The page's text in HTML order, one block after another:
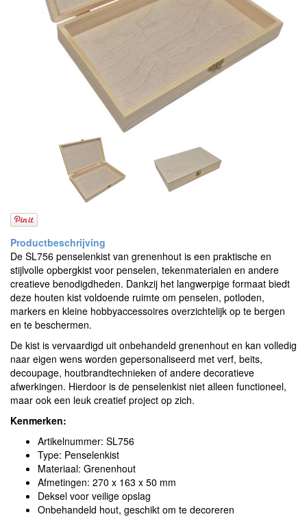
De SL756 penselenkist van grenenhout is een praktische en
stijlvolle opbergkist voor penselen, tekenmaterialen en andere
creatieve benodigdheden. Dankzij het langwerpige formaat biedt
deze houten kist voldoende ruimte om penselen, potloden,
markers en kleine hobbyaccessoires overzichtelijk op te bergen
en te beschermen.
De kist is vervaardigd uit onbehandeld grenenhout en kan volledig
naar eigen wens worden gepersonaliseerd met verf, beits,
decoupage, houtbrandtechnieken of andere decoratieve
afwerkingen. Hierdoor is de penselenkist niet alleen functioneel,
maar ook een leuk creatief project op zich.
Kenmerken:
Artikelnummer: SL756
Type: Penselenkist
Materiaal: Grenenhout
Afmetingen: 270 x 163 x 50 mm
Deksel voor veilige opslag
Onbehandeld hout, geschikt om te decoreren